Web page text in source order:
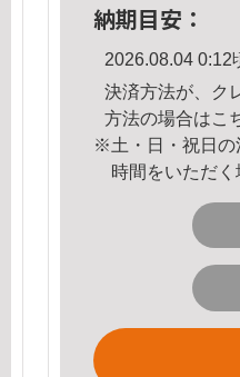
納期目安：
2026.08.04 0:12
決済方法が、ク
方法の場合はこ
※土・日・祝日の
時間をいただく